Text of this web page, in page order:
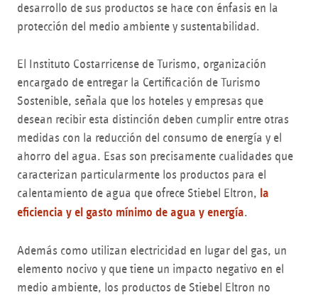
desarrollo de sus productos se hace con énfasis en la
protección del medio ambiente y sustentabilidad.
El Instituto Costarricense de Turismo, organización
encargado de entregar la Certificación de Turismo
Sostenible, señala que los hoteles y empresas que
desean recibir esta distinción deben cumplir entre otras
medidas con la reducción del consumo de energía y el
ahorro del agua. Esas son precisamente cualidades que
caracterizan particularmente los productos para el
calentamiento de agua que ofrece Stiebel Eltron, la
eficiencia y el gasto mínimo de agua y energía.
Además como utilizan electricidad en lugar del gas, un
elemento nocivo y que tiene un impacto negativo en el
medio ambiente, los productos de Stiebel Eltron no